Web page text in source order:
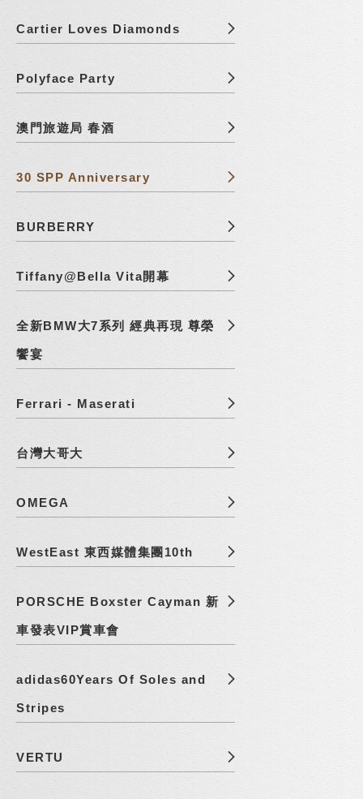
Cartier Loves Diamonds
Polyface Party
澳門旅遊局 春酒
30 SPP Anniversary
BURBERRY
Tiffany@Bella Vita開幕
全新BMW大7系列 經典再現 尊榮
饗宴
Ferrari - Maserati
台灣大哥大
OMEGA
WestEast 東西媒體集團10th
PORSCHE Boxster Cayman 新
車發表VIP賞車會
adidas60Years Of Soles and
Stripes
VERTU